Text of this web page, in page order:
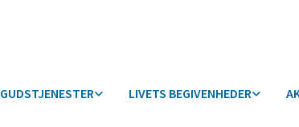
GUDSTJENESTER
LIVETS BEGIVENHEDER